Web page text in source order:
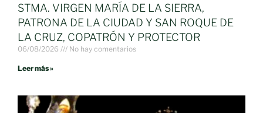
STMA. VIRGEN MARÍA DE LA SIERRA,
PATRONA DE LA CIUDAD Y SAN ROQUE DE
LA CRUZ, COPATRÓN Y PROTECTOR
06/08/2026 No hay comentarios
Leer más »